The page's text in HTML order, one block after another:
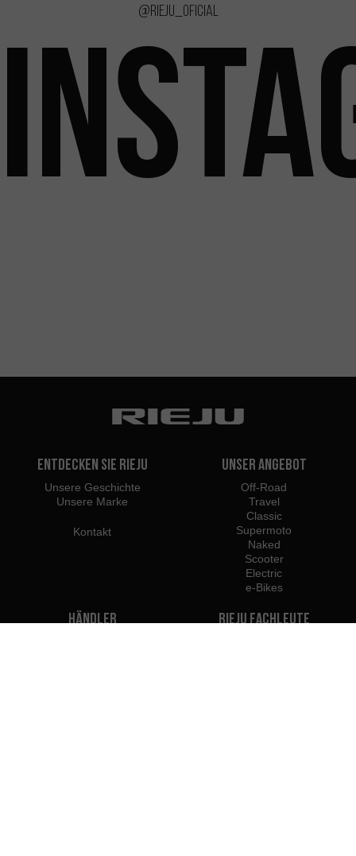
@rieju_oficial
Entdecken Sie Rieju
Unsere Geschichte
Unsere Marke
Kontakt
Unser Angebot
Off-Road
Travel
Classic
Supermoto
Naked
Scooter
Electric
e-Bikes
Händler Rieju Fachleute